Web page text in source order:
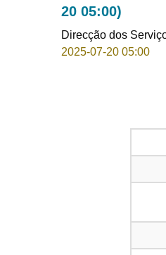
20 05:00)
Direcção dos
2025-07-20 05:00